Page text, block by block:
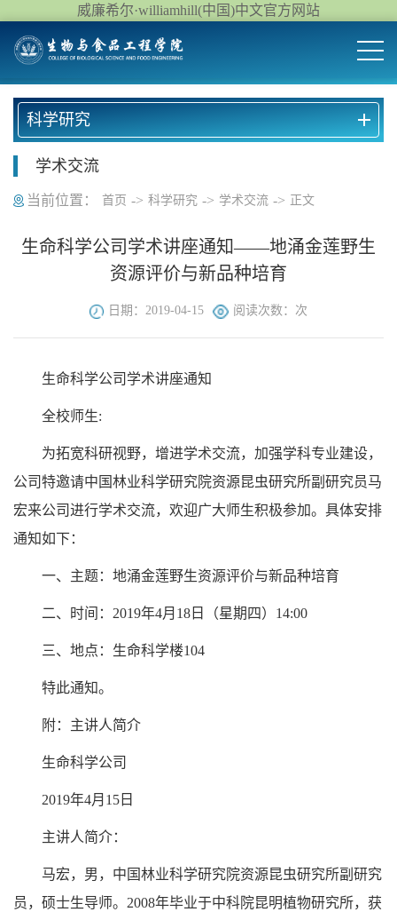
威廉希尔·williamhill(中国)中文官方网站
科学研究
学术交流
当前位置： 首页 -> 科学研究 -> 学术交流 -> 正文
生命科学公司学术讲座通知——地涌金莲野生
资源评价与新品种培育
日期：2019-04-15 阅读次数： 次
生命科学公司学术讲座通知
全校师生:
为拓宽科研视野，增进学术交流，加强学科专业建设，
公司特邀请中国林业科学研究院资源昆虫研究所副研究员马
宏来公司进行学术交流，欢迎广大师生积极参加。具体安排
通知如下：
一、主题：地涌金莲野生资源评价与新品种培育
二、时间：2019年4月18日（星期四）14:00
三、地点：生命科学楼104
特此通知。
附：主讲人简介
生命科学公司
2019年4月15日
主讲人简介：
马宏，男，中国林业科学研究院资源昆虫研究所副研究
员，硕士生导师。2008年毕业于中科院昆明植物研究所，获